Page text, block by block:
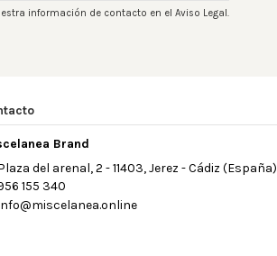
información de contacto en el Aviso Legal.
Brand
del arenal, 2 - 11403, Jerez - Cádiz (España)
155 340